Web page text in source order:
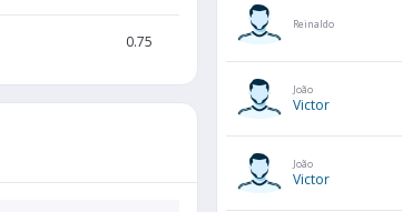
0.75
Reinaldo
João
Victor
João
Victor